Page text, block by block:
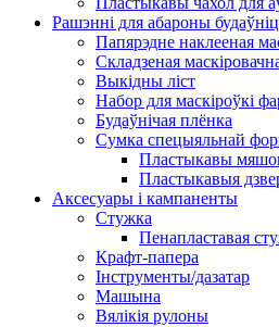
Рашэнні для абароны
Папярэдне наклееная
Складзеная
Выкідны ліст
Набор для маскіроўкі
Будаўнічая плёнка
Сумка спецыяльнай
Пластыкавы
Пластыкавыя
Аксесуары і кампаненты
Стужка
Пенапластавая
Крафт-папера
Інструменты/дазатар
Машына
Вялікія рулоны